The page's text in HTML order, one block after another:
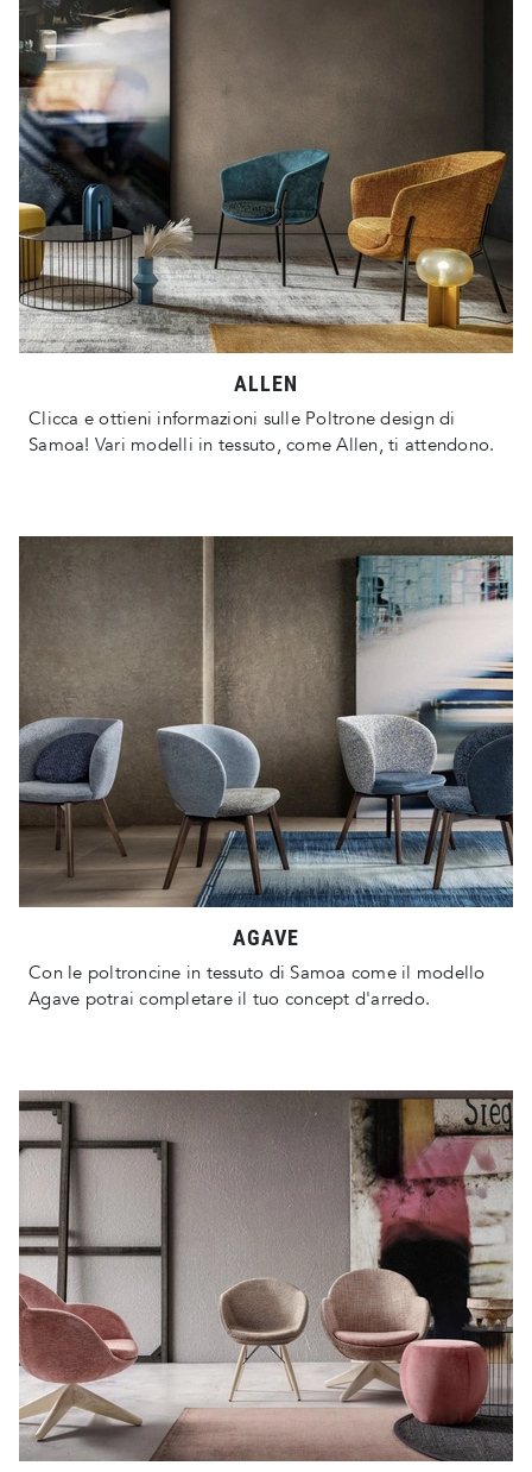
ALLEN
Clicca e ottieni informazioni sulle Poltrone design di
Samoa! Vari modelli in tessuto, come Allen, ti attendono.
AGAVE
Con le poltroncine in tessuto di Samoa come il modello
Agave potrai completare il tuo concept d'arredo.